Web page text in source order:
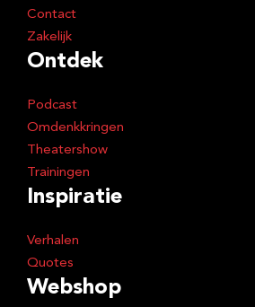
Contact
Zakelijk
Ontdek
Podcast
Omdenkkringen
Theatershow
Trainingen
Inspiratie
Verhalen
Quotes
Webshop